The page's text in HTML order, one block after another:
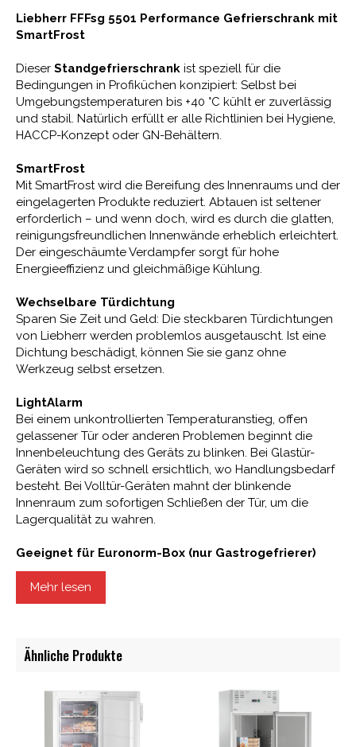
Liebherr FFFsg 5501 Performance Gefrierschrank mit
SmartFrost
Dieser Standgefrierschrank ist speziell für die
Bedingungen in Profiküchen konzipiert: Selbst bei
Umgebungstemperaturen bis +40 °C kühlt er zuverlässig
und stabil. Natürlich erfüllt er alle Richtlinien bei Hygiene,
HACCP-Konzept oder GN-Behältern.
SmartFrost
Mit SmartFrost wird die Bereifung des Innenraums und der
eingelagerten Produkte reduziert. Abtauen ist seltener
erforderlich – und wenn doch, wird es durch die glatten,
reinigungsfreundlichen Innenwände erheblich erleichtert.
Der eingeschäumte Verdampfer sorgt für hohe
Energieeffizienz und gleichmäßige Kühlung.
Wechselbare Türdichtung
Sparen Sie Zeit und Geld: Die steckbaren Türdichtungen
von Liebherr werden problemlos ausgetauscht. Ist eine
Dichtung beschädigt, können Sie sie ganz ohne
Werkzeug selbst ersetzen.
LightAlarm
Bei einem unkontrollierten Temperaturanstieg, offen
gelassener Tür oder anderen Problemen beginnt die
Innenbeleuchtung des Geräts zu blinken. Bei Glastür-
Geräten wird so schnell ersichtlich, wo Handlungsbedarf
besteht. Bei Volltür-Geräten mahnt der blinkende
Innenraum zum sofortigen Schließen der Tür, um die
Lagerqualität zu wahren.
Geeignet für Euronorm-Box (nur Gastrogefrierer)
Tür auf, Kiste rein, Ordnung perfekt: Profi-Geräte für
Gastronomie und Bäckerei sind speziell auf die
Bedürfnisse von Küchen und Backstuben ausgelegt und
Komfort bei Routinearbeiten, Sicherheit bei
Unachtsamkeit: Ab ca. 90° Öffnungswinkel bleibt die
Gerätetür geöffnet und erleichtert das Be- und Entladen
Mehr lesen
Ähnliche Produkte